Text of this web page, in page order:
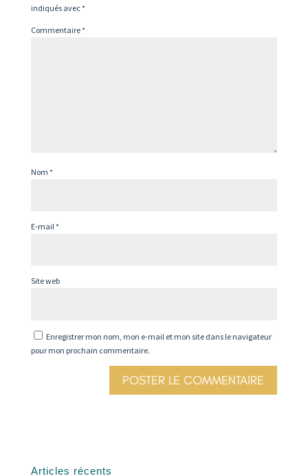
indiqués avec*
Commentaire*
Nom *
E-mail *
Site web
Enregistrer mon nom, mon e-mail et mon site dans le navigateur
pour mon prochain commentaire.
Articles récents